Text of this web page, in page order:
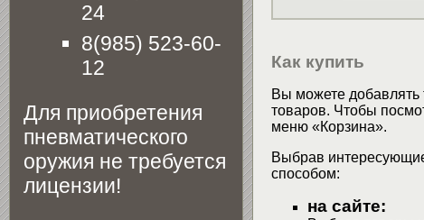
Как купить
Вы можете добавлять
товаров. Чтобы
меню «Корзина».
Выбрав
способом:
на сайте:
24
8(985) 523-60-
12
Для приобретения
пневматического
оружия не требуется
лицензии!